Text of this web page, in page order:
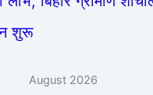
शुरू
August 2026